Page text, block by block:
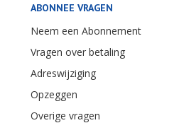
ABONNEE VRAGEN
Neem een Abonnement
Vragen over betaling
Adreswijziging
Opzeggen
Overige vragen